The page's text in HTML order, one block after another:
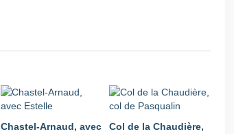
Chastel-Arnaud, avec
Col de la Chaudière,